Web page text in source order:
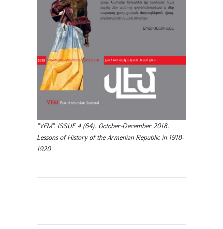
"VEM". ISSUE 4 (64). October-December 2018.
Lessons of History of the Armenian Republic in 1918-
1920